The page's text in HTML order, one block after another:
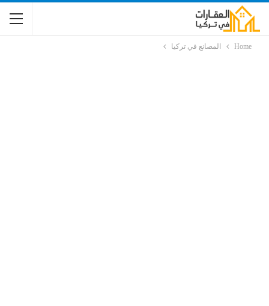
Home المصانع في تركيا